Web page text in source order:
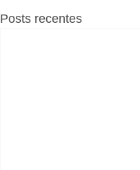
Posts recentes